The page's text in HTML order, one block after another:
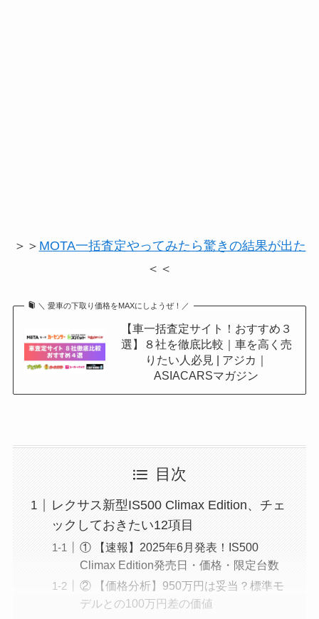
＞＞ MOTA一括査定やってみたら驚きの結果が出た
＜＜
＼ 愛車の下取り価格をMAXにしようぜ！／
【車一括査定サイト！おすすめ３
選】８社を徹底比較｜車を高く売
りたい人必見 | アジカ｜
ASIACARSマガジン
目次
レクサス新型IS500 Climax Edition、チェ
ックしておきたい12項目
① 【速報】2025年6月発表！IS500
Climax Edition発売日・価格・限定台数
② 【価格分析】950万円は妥当？標準モ
デルとの100万円差の価値